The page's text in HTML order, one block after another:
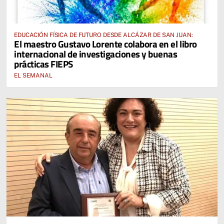
EDUCACIÓN FÍSICA DE FUTURO DESDE ALCÁZAR DE SAN JUAN:
El maestro Gustavo Lorente colabora en el libro
internacional de investigaciones y buenas
prácticas FIEPS
EL SEMANAL